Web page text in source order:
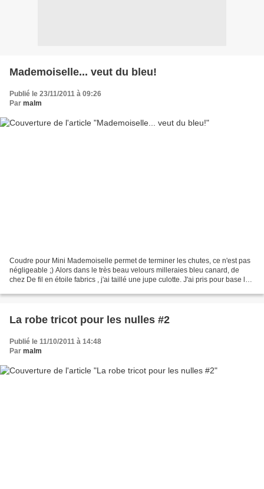
Mademoiselle... veut du bleu!
Publié le 23/11/2011 à 09:26
Par malm
Coudre pour Mini Mademoiselle permet de terminer les chutes, ce n'est pas
négligeable ;) Alors dans le très beau velours milleraies bleu canard, de
chez De fil en étoile fabrics , j'ai taillé une jupe culotte. J'ai pris pour base le
La robe tricot pour les nulles #2
Publié le 11/10/2011 à 14:48
Par malm